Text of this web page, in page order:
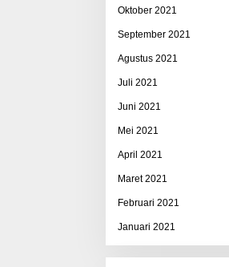
Oktober 2021
September 2021
Agustus 2021
Juli 2021
Juni 2021
Mei 2021
April 2021
Maret 2021
Februari 2021
Januari 2021